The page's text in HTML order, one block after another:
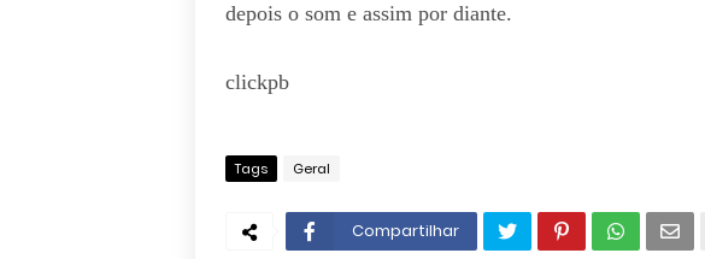
depois o som e assim por diante.
clickpb
Tags Geral
Compartilhar